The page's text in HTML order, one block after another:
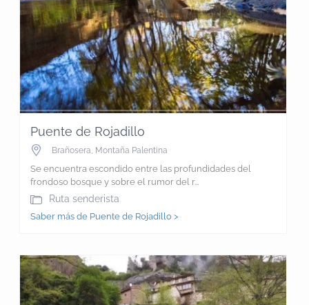
Puente de Rojadillo
Brañosera, Montaña Palentina
Se encuentra escondido entre las profundidades del
frondoso bosque y sobre el rumor del r...
Ruta senderista
Saber más de Puente de Rojadillo >